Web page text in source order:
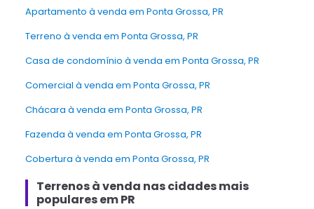
Apartamento à venda em Ponta Grossa, PR
Terreno à venda em Ponta Grossa, PR
Casa de condomínio à venda em Ponta Grossa, PR
Comercial à venda em Ponta Grossa, PR
Chácara à venda em Ponta Grossa, PR
Fazenda à venda em Ponta Grossa, PR
Cobertura à venda em Ponta Grossa, PR
Terrenos à venda nas cidades mais
populares em PR